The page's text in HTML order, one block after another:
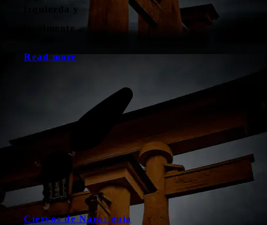
izquierda y
finalmente…
Read more
Ciervos de Nara: guía